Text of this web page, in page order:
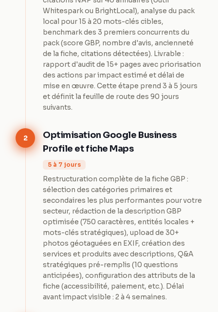
Whitespark ou BrightLocal), analyse du pack
local pour 15 à 20 mots-clés cibles,
benchmark des 3 premiers concurrents du
pack (score GBP, nombre d'avis, ancienneté
de la fiche, citations détectées). Livrable :
rapport d'audit de 15+ pages avec priorisation
des actions par impact estimé et délai de
mise en œuvre. Cette étape prend 3 à 5 jours
et définit la feuille de route des 90 jours
suivants.
2
Optimisation Google Business
Profile et fiche Maps
5 à 7 jours
Restructuration complète de la fiche GBP :
sélection des catégories primaires et
secondaires les plus performantes pour votre
secteur, rédaction de la description GBP
optimisée (750 caractères, entités locales +
mots-clés stratégiques), upload de 30+
photos géotaguées en EXIF, création des
services et produits avec descriptions, Q&A
stratégiques pré-remplis (10 questions
anticipées), configuration des attributs de la
fiche (accessibilité, paiement, etc.). Délai
avant impact visible : 2 à 4 semaines.